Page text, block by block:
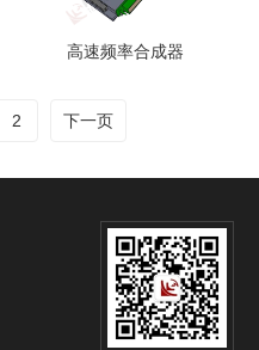
高速频率合成器
2 下一页